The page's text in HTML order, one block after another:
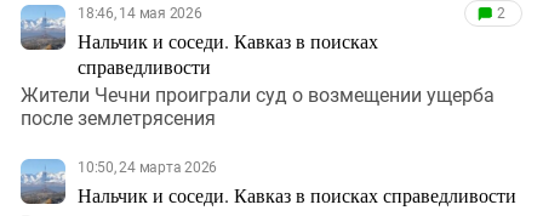
18:46, 14 мая 2026
Нальчик и соседи. Кавказ в поисках
справедливости
2
Жители Чечни проиграли суд о возмещении ущерба
после землетрясения
10:50, 24 марта 2026
Нальчик и соседи. Кавказ в поисках справедливости